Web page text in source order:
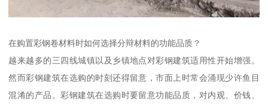
在购置彩钢卷材料时如何选择分辩材料的功能品质？
越来越多的三四线城镇以及乡镇地点对彩钢建筑适用性开始增强。
然而彩钢建筑在选购的时刻还得留意，市面上时常会涌现少许鱼目
混淆的产品。彩钢建筑在选购时要留意功能品质，对内观、价钱、